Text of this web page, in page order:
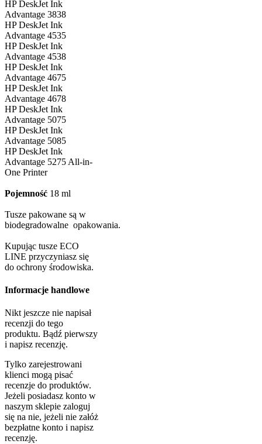
HP DeskJet Ink
Advantage 3838
HP DeskJet Ink
Advantage 4535
HP DeskJet Ink
Advantage 4538
HP DeskJet Ink
Advantage 4675
HP DeskJet Ink
Advantage 4678
HP DeskJet Ink
Advantage 5075
HP DeskJet Ink
Advantage 5085
HP DeskJet Ink
Advantage 5275 All-in-
One Printer
Pojemność 18 ml
Tusze pakowane są w
biodegradowalne opakowania.
Kupując tusze ECO
LINE przyczyniasz się
do ochrony środowiska.
Informacje handlowe
Nikt jeszcze nie napisał
recenzji do tego
produktu. Bądź pierwszy
i napisz recenzję.
Tylko zarejestrowani
klienci mogą pisać
recenzje do produktów.
Jeżeli posiadasz konto w
naszym sklepie zaloguj
się na nie, jeżeli nie załóż
bezpłatne konto i napisz
recenzję.